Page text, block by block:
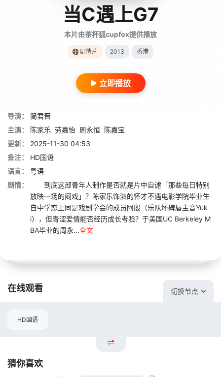
当C遇上G7
本片由茶杯狐cupfox提供播放
剧情片 2013 香港
立即播放
导演：
简君晋
主演：
陈家乐 劳嘉怡 周永恒 陈嘉宝
更新：
2025-11-30 04:53
备注：
HD国语
语言：
粤语
剧情：
到底这部青年人制作是否就是片中自谑「那些每日特别
放映一场的闷戏」？陈家乐饰演的怀才不遇电影学院毕业生
自中学恋上同是戏剧学会的成员阿殷（乐队坏碑唇主音Yuk
i），但青涩爱情能否经历成长考验？于美国UC Berkeley M
BA毕业的周永...全文
在线观看 切换节点
HD国语
猜你喜欢